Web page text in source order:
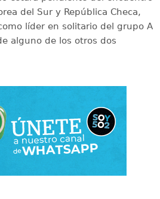
del Sur y República Checa,
líder en solitario del grupo A
alguno de los otros dos